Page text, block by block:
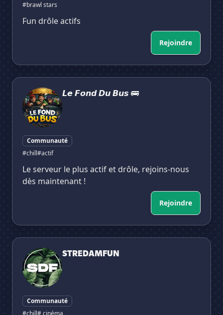
#brawl stars
Fun drôle actifs
Rejoindre
𝙇𝙚 𝙁𝙤𝙣𝙙 𝘿𝙪 𝘽𝙪𝙨 🚌
𝙇𝙚 𝙁𝙤𝙣𝙙 𝘿𝙪 𝘽𝙪𝙨 🚌
Communauté
#chill#actif
Le serveur le plus actif et drôle, rejoins-nous
dès maintenant !
Rejoindre
STREDAMFUN
STREDAMFUN
Communauté
#chill# cinéma